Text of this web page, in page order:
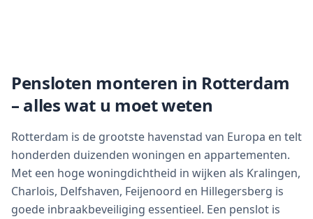
Pensloten monteren in Rotterdam
– alles wat u moet weten
Rotterdam is de grootste havenstad van Europa en telt
honderden duizenden woningen en appartementen.
Met een hoge woningdichtheid in wijken als Kralingen,
Charlois, Delfshaven, Feijenoord en Hillegersberg is
goede inbraakbeveiliging essentieel. Een penslot is